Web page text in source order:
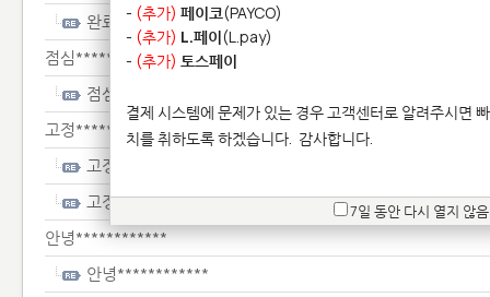
완료***************
점심*************
점심*************
고정*****************************
고정*****************************
고정*****************************
안녕************
안녕************
- (추가) 페이코(PAYCO)
- (추가) L.페이(L.pay)
- (추가) 토스페이
결제 시스템에 문제가 있는 경우 고객센터로 알려주시면
치를 취하도록 하겠습니다. 감사합니다.
7일 동안 다시 열지 않음